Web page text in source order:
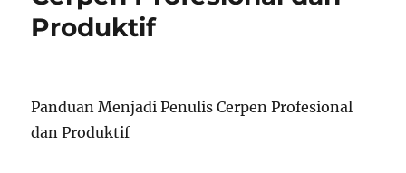
Produktif
Panduan Menjadi Penulis Cerpen Profesional
dan Produktif